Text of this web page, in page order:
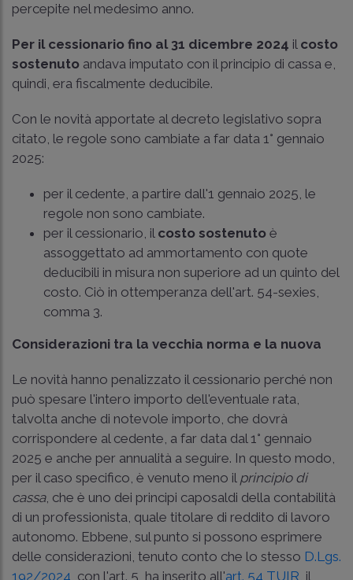
percepite nel medesimo anno.
Per il cessionario fino al 31 dicembre 2024 il costo
sostenuto andava imputato con il principio di cassa e,
quindi, era fiscalmente deducibile.
Con le novità apportate al decreto legislativo sopra
citato, le regole sono cambiate a far data 1° gennaio
2025:
per il cedente, a partire dall'1 gennaio 2025, le
regole non sono cambiate.
per il cessionario, il costo sostenuto è
assoggettato ad ammortamento con quote
deducibili in misura non superiore ad un quinto del
costo. Ciò in ottemperanza dell'art. 54-sexies,
comma 3.
Considerazioni tra la vecchia norma e la nuova
Le novità hanno penalizzato il cessionario perché non
può spesare l'intero importo dell'eventuale rata,
talvolta anche di notevole importo, che dovrà
corrispondere al cedente, a far data dal 1° gennaio
2025 e anche per annualità a seguire. In questo modo,
per il caso specifico, è venuto meno il principio di
cassa, che è uno dei principi caposaldi della contabilità
di un professionista, quale titolare di reddito di lavoro
autonomo. Ebbene, sul punto si possono esprimere
delle considerazioni, tenuto conto che lo stesso D.Lgs.
192/2024 , con l'art. 5 ha inserito all'art. 54 TUIR , il